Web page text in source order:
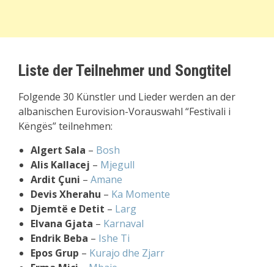
Liste der Teilnehmer und Songtitel
Folgende 30 Künstler und Lieder werden an der
albanischen Eurovision-Vorauswahl “Festivali i
Këngës” teilnehmen:
Algert Sala – Bosh
Alis Kallacej – Mjegull
Ardit Çuni – Amane
Devis Xherahu – Ka Momente
Djemtë e Detit – Larg
Elvana Gjata – Karnaval
Endrik Beba – Ishe Ti
Epos Grup – Kurajo dhe Zjarr